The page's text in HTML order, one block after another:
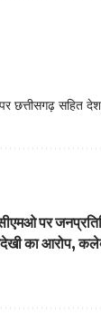
सहित देश
पर
का आरोप,